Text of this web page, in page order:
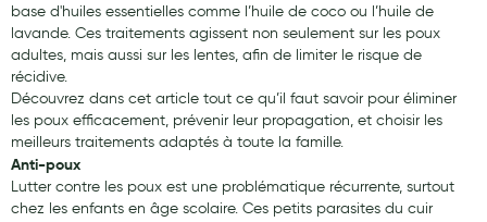
Lunettes
Piluliers
Matériel medical
Cannes
Chaussures
base d'huiles essentielles comme l’huile de coco ou l’huile de
lavande. Ces traitements agissent non seulement sur les poux
adultes, mais aussi sur les lentes, afin de limiter le risque de
récidive.
Découvrez dans cet article tout ce qu’il faut savoir pour éliminer
les poux efficacement, prévenir leur propagation, et choisir les
meilleurs traitements adaptés à toute la famille.
Anti-poux
Lutter contre les poux est une problématique récurrente, surtout
chez les enfants en âge scolaire. Ces petits parasites du cuir